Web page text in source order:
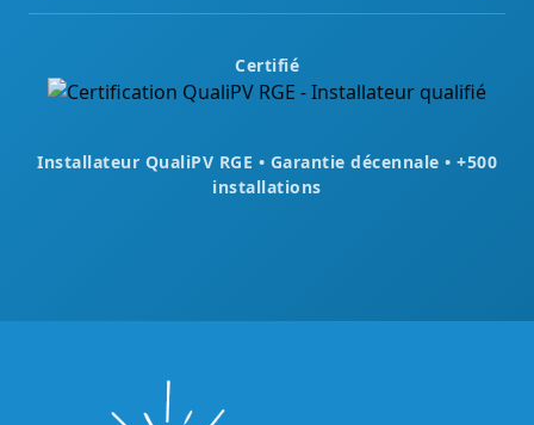
Certifié
Installateur QualiPV RGE • Garantie décennale • +500
installations